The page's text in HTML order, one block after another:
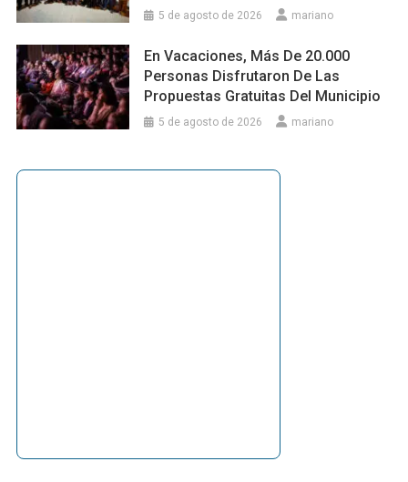
5 de agosto de 2026 mariano
En Vacaciones, Más De 20.000
Personas Disfrutaron De Las
Propuestas Gratuitas Del Municipio
5 de agosto de 2026 mariano